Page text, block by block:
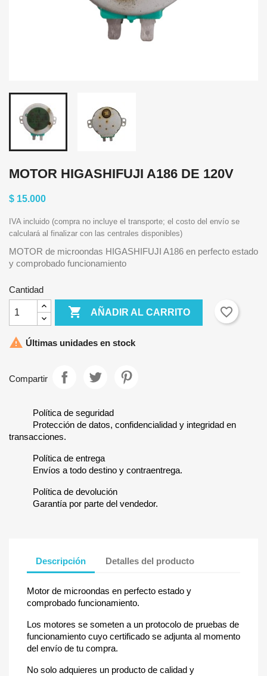
MOTOR HIGASHIFUJI A186 DE 120V
$ 15.000
IVA incluido (compra no incluye el transporte; el costo del envío se
calculará al finalizar con las centrales disponibles)
MOTOR de microondas HIGASHIFUJI A186 en perfecto estado
y comprobado funcionamiento
Cantidad
 AÑADIR AL CARRITO favorite_border
 Últimas unidades en stock
Compartir
Política de seguridad
Protección de datos, confidencialidad y integridad en
transacciones.
Política de entrega
Envíos a todo destino y contraentrega.
Política de devolución
Garantía por parte del vendedor.
Descripción Detalles del producto
Motor de microondas en perfecto estado y
comprobado funcionamiento.
Los motores se someten a un protocolo de pruebas de
funcionamiento cuyo certificado se adjunta al momento
del envío de tu compra.
No solo adquieres un producto de calidad y